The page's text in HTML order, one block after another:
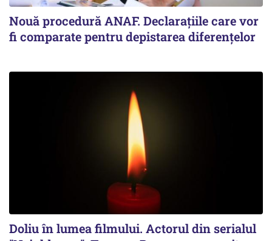
Nouă procedură ANAF. Declarațiile care vor
fi comparate pentru depistarea diferențelor
Doliu în lumea filmului. Actorul din serialul